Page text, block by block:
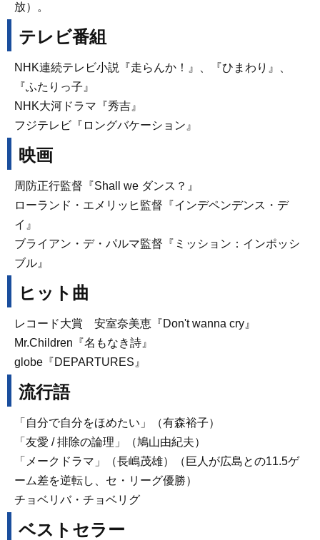
放）。
テレビ番組
NHK連続テレビ小説『走らんか！』、『ひまわり』、
『ふたりっ子』
NHK大河ドラマ『秀吉』
フジテレビ『ロングバケーション』
映画
周防正行監督『Shall we ダンス？』
ローランド・エメリッヒ監督『インデペンデンス・デ
イ』
ブライアン・デ・パルマ監督『ミッション：インポッシ
ブル』
ヒット曲
レコード大賞 安室奈美恵『Don't wanna cry』
Mr.Children『名もなき詩』
globe『DEPARTURES』
流行語
「自分で自分をほめたい」（有森裕子）
「友愛 / 排除の論理」（鳩山由紀夫）
「メークドラマ」（長嶋茂雄）（巨人が広島との11.5ゲ
ーム差を逆転し、セ・リーグ優勝）
チョベリバ・チョベリグ
ベストセラー